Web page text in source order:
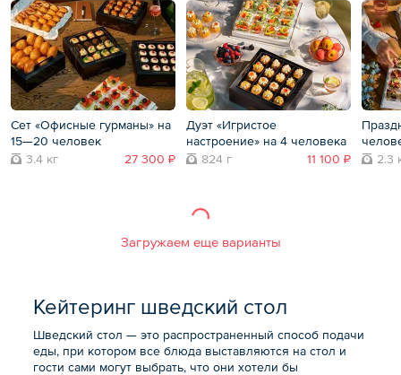
Сет «Офисные гурманы» на
15—20 человек
3.4 кг
27 300 ₽
Дуэт «Игристое
настроение» на 4 человека
824 г
11 100 ₽
2.3
Загружаем еще варианты
Кейтеринг шведский стол
Шведский стол — это распространенный способ подачи
еды, при котором все блюда выставляются на стол и
гости сами могут выбрать, что они хотели бы